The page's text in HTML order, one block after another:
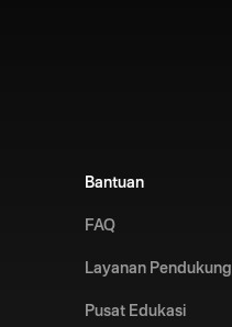
Bantuan
FAQ
Layanan Pendukung
Pusat Edukasi